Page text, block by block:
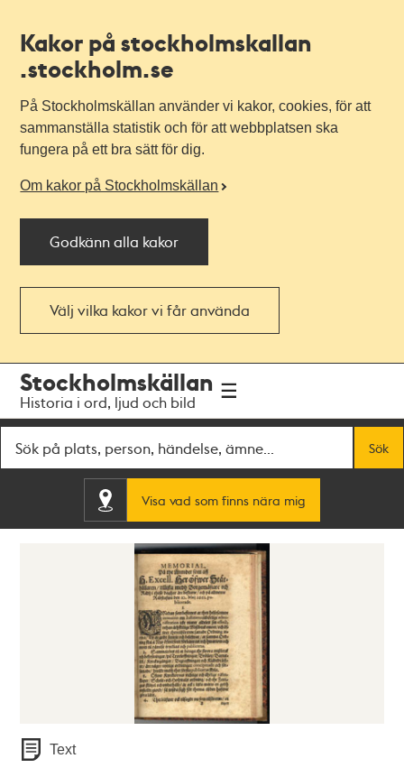
Kakor på stockholmskallan
.stockholm.se
På Stockholmskällan använder vi kakor, cookies, för att
sammanställa statistik och för att webbplatsen ska
fungera på ett bra sätt för dig.
Om kakor på Stockholmskällan
Godkänn alla kakor
Välj vilka kakor vi får använda
navigationen
huvudinnehållet
Stockholmskällan
Historia i ord, ljud och bild
Sök
Visa vad som finns nära mig
Text